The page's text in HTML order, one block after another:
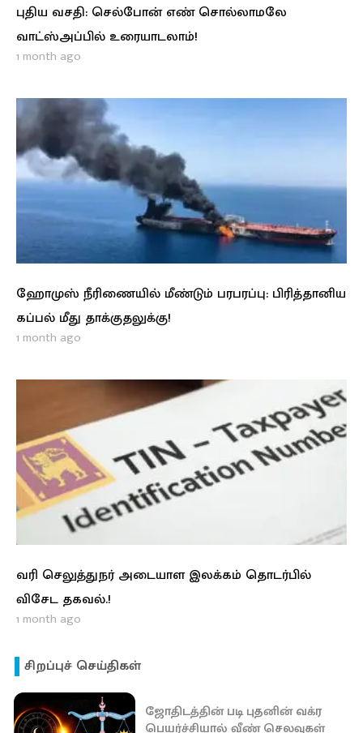
புதிய வசதி: செல்போன் எண் சொல்லாமலே
வாட்ஸ்அப்பில் உரையாடலாம்!
1 month ago
ஹோமுஸ் நீரிணையில் மீண்டும் பரபரப்பு: பிரித்தானிய
கப்பல் மீது தாக்குதலுக்கு!
1 month ago
வரி செலுத்துநர் அடையாள இலக்கம் தொடர்பில்
விசேட தகவல்.!
1 month ago
சிறப்புச் செய்திகள்
ஜோதிடத்தின் படி புதனின் வக்ர
பெயர்ச்சியால் வீண் செலவுகள்